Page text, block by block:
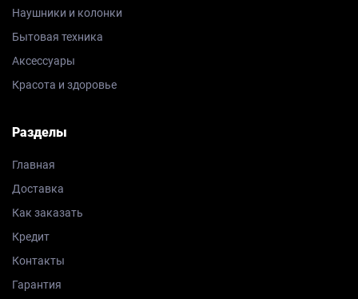
Наушники и колонки
Бытовая техника
Аксессуары
Красота и здоровье
Разделы
Главная
Доставка
Как заказать
Кредит
Контакты
Гарантия